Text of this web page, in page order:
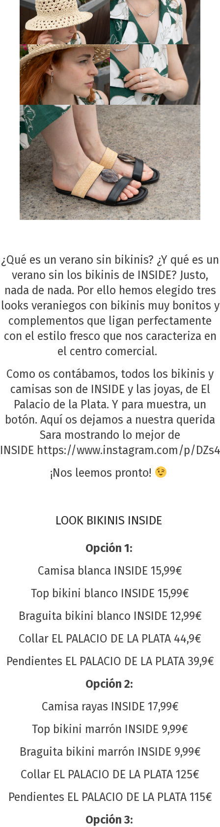
¿Qué es un verano sin bikinis? ¿Y qué es un
verano sin los bikinis de INSIDE? Justo,
nada de nada. Por ello hemos elegido tres
looks veraniegos con bikinis muy bonitos y
complementos que ligan perfectamente
con el estilo fresco que nos caracteriza en
el centro comercial.
Como os contábamos, todos los bikinis y
camisas son de INSIDE y las joyas, de El
Palacio de la Plata. Y para muestra, un
botón. Aquí os dejamos a nuestra querida
Sara mostrando lo mejor de
INSIDE https://www.instagram.com/p/
¡Nos leemos pronto!
LOOK BIKINIS INSIDE
Opción 1:
Camisa blanca INSIDE 15,99€
Top bikini blanco INSIDE 15,99€
Braguita bikini blanco INSIDE 12,99€
Collar EL PALACIO DE LA PLATA 44,9€
Pendientes EL PALACIO DE LA PLATA 39,9€
Opción 2:
Camisa rayas INSIDE 17,99€
Top bikini marrón INSIDE 9,99€
Braguita bikini marrón INSIDE 9,99€
Collar EL PALACIO DE LA PLATA 125€
Pendientes EL PALACIO DE LA PLATA 115€
Opción 3: